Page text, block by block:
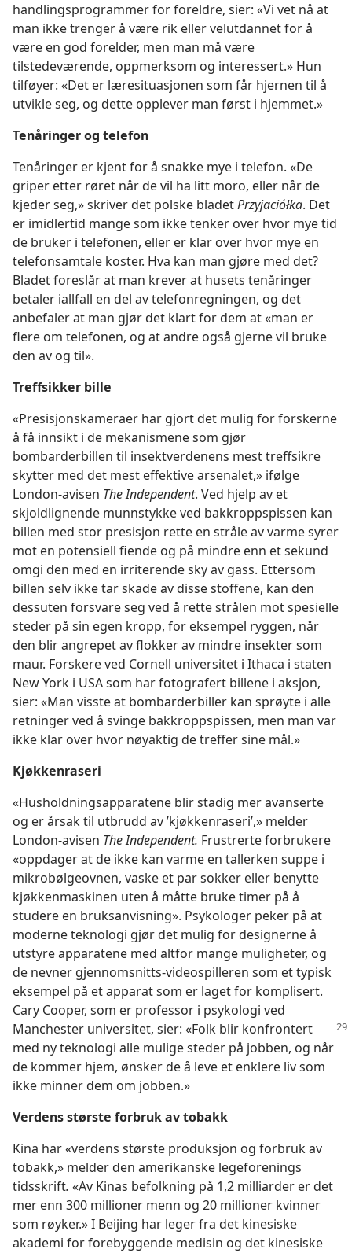
handlingsprogrammer for foreldre, sier: «Vi vet nå at
man ikke trenger å være rik eller velutdannet for å
være en god forelder, men man må være
tilstedeværende, oppmerksom og interessert.» Hun
tilføyer: «Det er læresituasjonen som får hjernen til å
utvikle seg, og dette opplever man først i hjemmet.»
Tenåringer og telefon
Tenåringer er kjent for å snakke mye i telefon. «De
griper etter røret når de vil ha litt moro, eller når de
kjeder seg,» skriver det polske bladetPrzyjaciółka. Det
er imidlertid mange som ikke tenker over hvor mye tid
de bruker i telefonen, eller er klar over hvor mye en
telefonsamtale koster. Hva kan man gjøre med det?
Bladet foreslår at man krever at husets tenåringer
betaler iallfall en del av telefonregningen, og det
anbefaler at man gjør det klart for dem at «man er
flere om telefonen, og at andre også gjerne vil bruke
den av og til».
Treffsikker bille
«Presisjonskameraer har gjort det mulig for forskerne
å få innsikt i de mekanismene som gjør
bombarderbillen til insektverdenens mest treffsikre
skytter med det mest effektive arsenalet,» ifølge
London-avisen The Independent. Ved hjelp av et
skjoldlignende munnstykke ved bakkroppspissen kan
billen med stor presisjon rette en stråle av varme syrer
mot en potensiell fiende og på mindre enn et sekund
omgi den med en irriterende sky av gass. Ettersom
billen selv ikke tar skade av disse stoffene, kan den
dessuten forsvare seg ved å rette strålen mot spesielle
steder på sin egen kropp, for eksempel ryggen, når
den blir angrepet av flokker av mindre insekter som
maur. Forskere ved Cornell universitet i Ithaca i staten
New York i USA som har fotografert billene i aksjon,
sier: «Man visste at bombarderbiller kan sprøyte i alle
retninger ved å svinge bakkroppspissen, men man var
ikke klar over hvor nøyaktig de treffer sine mål.»
Kjøkkenraseri
«Husholdningsapparatene blir stadig mer avanserte
og er årsak til utbrudd av ’kjøkkenraseri’,» melder
London-avisen The Independent. Frustrerte forbrukere
«oppdager at de ikke kan varme en tallerken suppe i
mikrobølgeovnen, vaske et par sokker eller benytte
kjøkkenmaskinen uten å måtte bruke timer på å
studere en bruksanvisning». Psykologer peker på at
moderne teknologi gjør det mulig for designerne å
utstyre apparatene med altfor mange muligheter, og
de nevner gjennomsnitts-videospilleren som et typisk
eksempel på et apparat som er laget for komplisert.
Cary Cooper, som er professor i psykologi ved
Manchester universitet, sier: «Folk blir konfrontert
med ny teknologi alle mulige steder på jobben, og når
de kommer hjem, ønsker de å leve et enklere liv som
ikke minner dem om jobben.»
Verdens største forbruk av tobakk
Kina har «verdens største produksjon og forbruk av
tobakk,» melder den amerikanske legeforenings
tidsskrift. «Av Kinas befolkning på 1,2 milliarder er det
mer enn 300 millioner menn og 20 millioner kvinner
som røyker.» I Beijing har leger fra det kinesiske
akademi for forebyggende medisin og det kinesiske